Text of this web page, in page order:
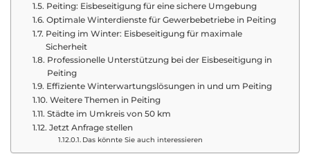
Peiting: Eisbeseitigung für eine sichere Umgebung
Optimale Winterdienste für Gewerbebetriebe in Peiting
Peiting im Winter: Eisbeseitigung für maximale
Sicherheit
Professionelle Unterstützung bei der Eisbeseitigung in
Peiting
Effiziente Winterwartungslösungen in und um Peiting
Weitere Themen in Peiting
Städte im Umkreis von 50 km
Jetzt Anfrage stellen
Das könnte Sie auch interessieren